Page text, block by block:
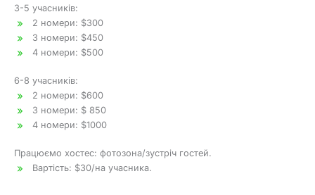
3-5 учасників:
2 номери: $300
3 номери: $450
4 номери: $500
6-8 учасників:
2 номери: $600
3 номери: $ 850
4 номери: $1000
Працюємо хостес: фотозона/зустріч гостей.
Вартість: $30/на учасника.